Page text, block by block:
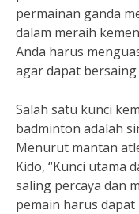
permainan ganda
dalam meraih
Anda harus
agar dapat
Salah satu kunci
badminton adalah
Menurut mantan
Kido, “Kunci utama
saling percaya dan
pemain harus